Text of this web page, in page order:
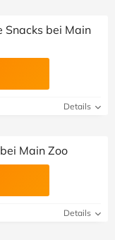
Snacks bei Main
Details
Main Zoo
Details